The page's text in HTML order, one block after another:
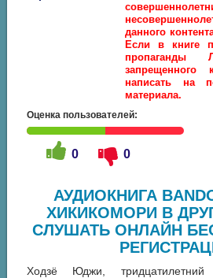
данного
Если в книге
пропаганды
запрещенного
написать на
материала.
Оценка пользователей:
0 0
АУДИОКНИГА
ХИКИКОМОРИ В
СЛУШАТЬ ОНЛАЙН
Ходзё Юджи,